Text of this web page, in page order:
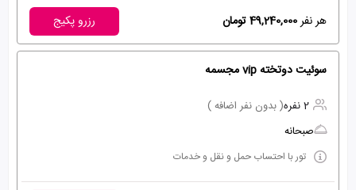
هر نفر49,240,000 تومان رزرو پکیج
سوئیت دوتخته vip مجسمه
2 نفره
( بدون نفر اضافه )
صبحانه
تور با احتساب حمل و نقل و خدمات